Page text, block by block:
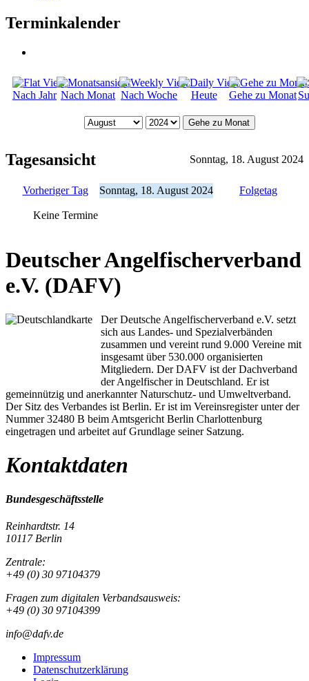
Terminkalender
Nach Jahr Nach Monat Nach Woche Heute Gehe zu Monat
Gehe zu Monat
Tagesansicht Sonntag, 18. August 2024
Vorheriger Tag Sonntag, 18. August 2024 Folgetag
Keine Termine
Deutscher Angelfischerverband
e.V. (DAFV)
Der Deutsche Angelfischerverband e.V. setzt
sich aus Landes- und Spezialverbänden
zusammen und vereint rund 9.000 Vereine mit
insgesamt über 530.000 organisierten
Mitgliedern. Der DAFV ist der Dachverband
der Angelfischer in Deutschland. Er ist
gemeinnützig und anerkannter Naturschutz- und Umweltverband.
Der Sitz des Verbandes ist Berlin. Er ist im Vereinsregister unter der
Nummer 32480 B beim Amtsgericht Berlin Charlottenburg
eingetragen und arbeitet auf Grundlage seiner Satzung.
Kontaktdaten
Bundesgeschäftsstelle
Reinhardtstr. 14
10117 Berlin
Zentrale:
+49 (0) 30 97104379
Fragen zum digitalen Verbandsausweis:
+49 (0) 30 97104399
info@dafv.de
Impressum
Datenschutzerklärung